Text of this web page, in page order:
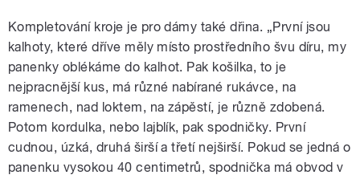
Kompletování kroje je pro dámy také dřina. „První jsou
kalhoty, které dříve měly místo prostředního švu díru, my
panenky oblékáme do kalhot. Pak košilka, to je
nejpracnější kus, má různé nabírané rukávce, na
ramenech, nad loktem, na zápěstí, je různě zdobená.
Potom kordulka, nebo lajblík, pak spodničky. První
cudnou, úzká, druhá širší a třetí nejširší. Pokud se jedná o
panenku vysokou 40 centimetrů, spodnička má obvod v